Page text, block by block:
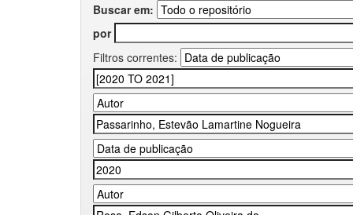
Buscar em:
por
Filtros correntes: